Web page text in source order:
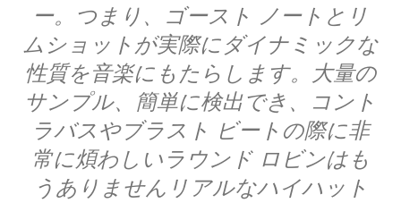
ー。つまり、ゴースト ノートとリ
ムショットが実際にダイナミックな
性質を音楽にもたらします。大量の
サンプル、簡単に検出でき、コント
ラバスやブラスト ビートの際に非
常に煩わしいラウンド ロビンはも
うありませんリアルなハイハット